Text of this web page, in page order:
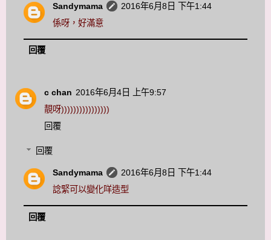
Sandymama
2016年6月8日 下午1:44
係呀，好滿意
回覆
c chan 2016年6月4日 上午9:57
靚呀))))))))))))))))
回覆
回覆
Sandymama
2016年6月8日 下午1:44
諗緊可以變化咩造型
回覆